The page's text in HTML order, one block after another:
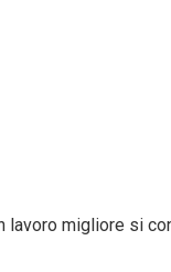
migliore si